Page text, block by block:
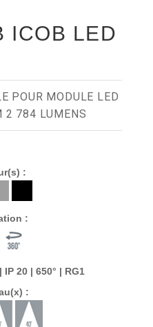
ICOB LED
POUR MODULE LED
2 784 LUMENS
:
:
20 | 650° | RG1
: